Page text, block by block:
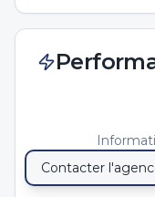
Contacter